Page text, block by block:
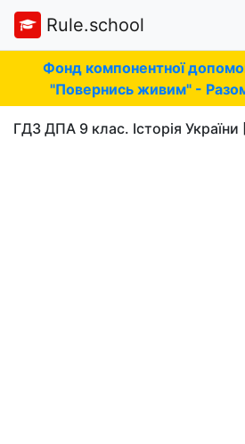
Rule.school
Фонд компонентної
"Повернись живим" -
ГДЗ ДПА 9 клас. Історія